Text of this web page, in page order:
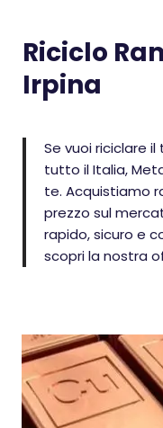
Riciclo
Irpina
Se vuoi riciclare
tutto il Italia,
te. Acquistiamo
prezzo sul
rapido, sicuro e
scopri la nostra